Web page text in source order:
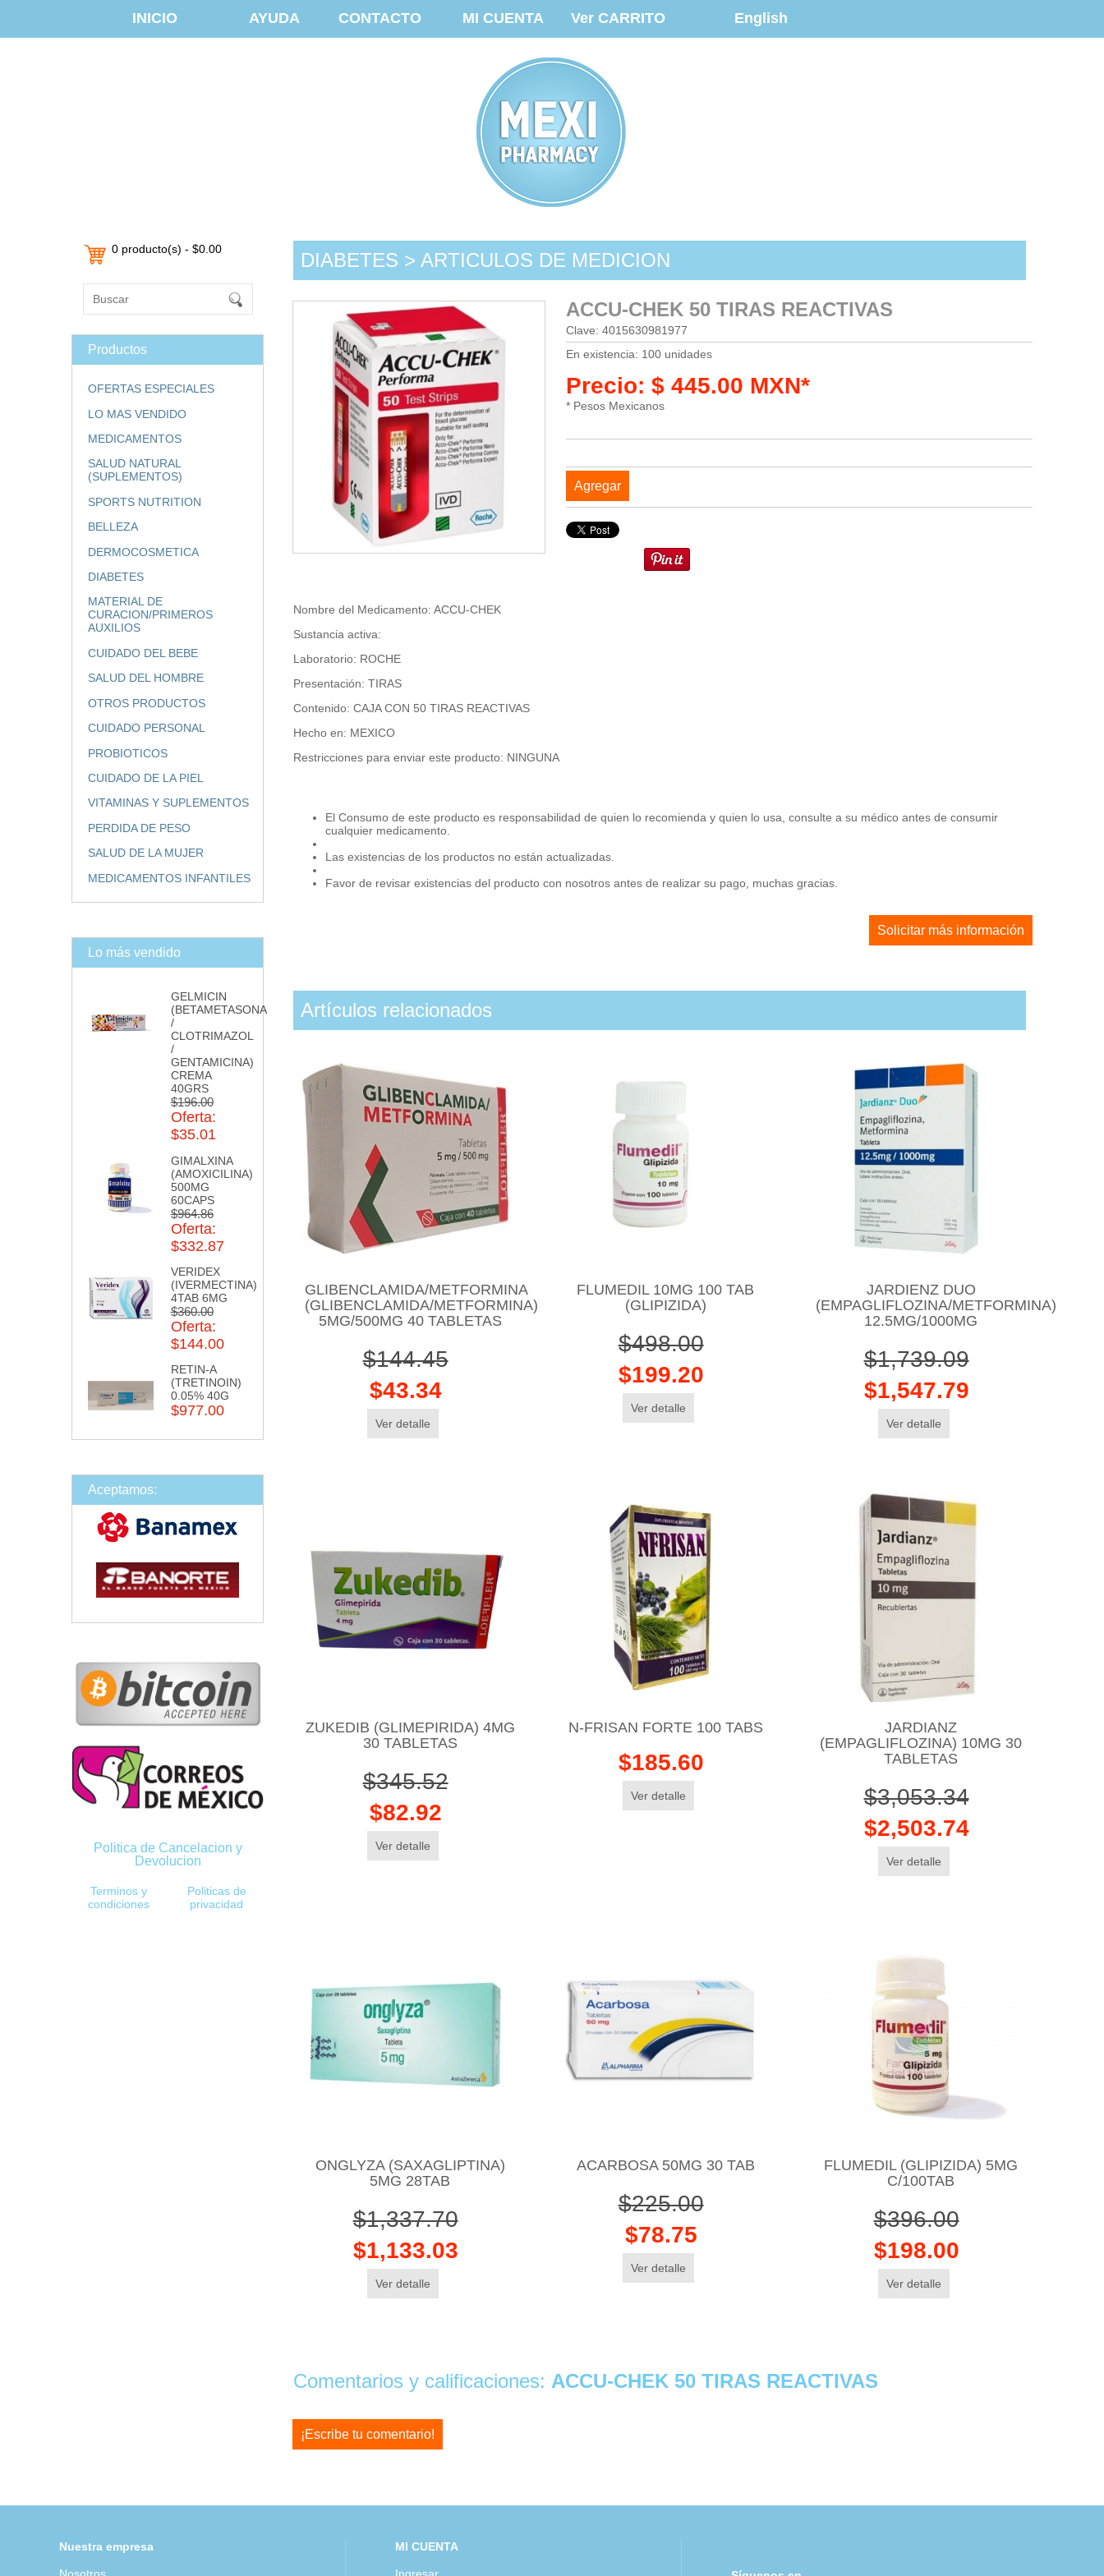
INICIO AYUDA CONTACTO MI CUENTA Ver CARRITO English
0 producto(s) - $0.00
Productos
OFERTAS ESPECIALES
LO MAS VENDIDO
MEDICAMENTOS
SALUD NATURAL
(SUPLEMENTOS)
SPORTS NUTRITION
BELLEZA
DERMOCOSMETICA
DIABETES
MATERIAL DE
CURACION/PRIMEROS
AUXILIOS
CUIDADO DEL BEBE
SALUD DEL HOMBRE
OTROS PRODUCTOS
CUIDADO PERSONAL
PROBIOTICOS
CUIDADO DE LA PIEL
VITAMINAS Y SUPLEMENTOS
PERDIDA DE PESO
SALUD DE LA MUJER
MEDICAMENTOS INFANTILES
Lo más vendido
GELMICIN
(BETAMETASONA
/
CLOTRIMAZOL
/
GENTAMICINA)
CREMA
40GRS
$196.00
Oferta:
$35.01
GIMALXINA
(AMOXICILINA)
500MG
60CAPS
$964.86
Oferta:
$332.87
VERIDEX
(IVERMECTINA)
4TAB 6MG
$360.00
Oferta:
$144.00
RETIN-A
(TRETINOIN)
0.05% 40G
$977.00
Aceptamos:
Politica de Cancelacion y
Devolucion
Terminos y
condiciones
Politicas de
privacidad
DIABETES > ARTICULOS DE MEDICION
ACCU-CHEK 50 TIRAS REACTIVAS
Clave: 4015630981977
En existencia: 100 unidades
Precio: $ 445.00 MXN*
* Pesos Mexicanos
Agregar
Nombre del Medicamento: ACCU-CHEK
Sustancia activa:
Laboratorio: ROCHE
Presentación: TIRAS
Contenido: CAJA CON 50 TIRAS REACTIVAS
Hecho en: MEXICO
Restricciones para enviar este producto: NINGUNA
El Consumo de este producto es responsabilidad de quien lo recomienda y quien lo usa, consulte a su médico antes de consumir
cualquier medicamento.
Las existencias de los productos no están actualizadas.
Favor de revisar existencias del producto con nosotros antes de realizar su pago, muchas gracias.
Solicitar más información
Artículos relacionados
GLIBENCLAMIDA/METFORMINA
(GLIBENCLAMIDA/METFORMINA)
5MG/500MG 40 TABLETAS
$144.45
$43.34
Ver detalle
FLUMEDIL 10MG 100 TAB
(GLIPIZIDA)
$498.00
$199.20
Ver detalle
JARDIENZ DUO
(EMPAGLIFLOZINA/METFORMINA)
12.5MG/1000MG
$1,739.09
$1,547.79
Ver detalle
ZUKEDIB (GLIMEPIRIDA) 4MG
30 TABLETAS
$345.52
$82.92
Ver detalle
N-FRISAN FORTE 100 TABS
$185.60
Ver detalle
JARDIANZ
(EMPAGLIFLOZINA) 10MG 30
TABLETAS
$3,053.34
$2,503.74
Ver detalle
ONGLYZA (SAXAGLIPTINA)
5MG 28TAB
$1,337.70
$1,133.03
Ver detalle
ACARBOSA 50MG 30 TAB
$225.00
$78.75
Ver detalle
FLUMEDIL (GLIPIZIDA) 5MG
C/100TAB
$396.00
$198.00
Ver detalle
Comentarios y calificaciones: ACCU-CHEK 50 TIRAS REACTIVAS
¡Escribe tu comentario!
Nuestra empresa MI CUENTA